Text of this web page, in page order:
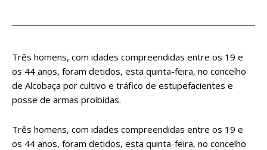
Três homens, com idades compreendidas entre os 19 e
os 44 anos, foram detidos, esta quinta-feira, no concelho
de Alcobaça por cultivo e tráfico de estupefacientes e
posse de armas proibidas.
Três homens, com idades compreendidas entre os 19 e
os 44 anos, foram detidos, esta quinta-feira, no concelho